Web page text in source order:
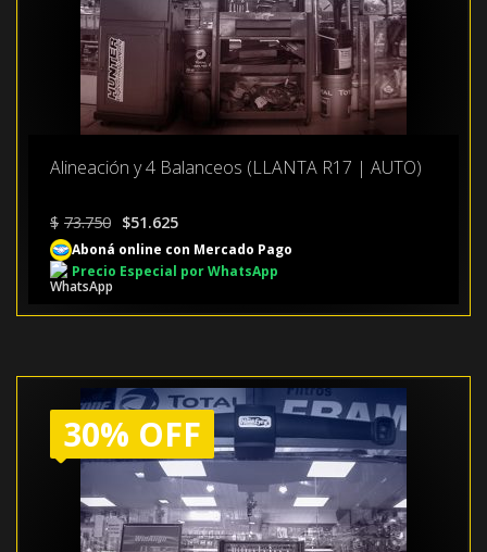
Alineación y 4 Balanceos (LLANTA R17 | AUTO)
$ 73.750 El
precio
original
era:
$51.625El
precio
actual
es:
Aboná online con Mercado Pago
Precio Especial por WhatsApp
30% OFF